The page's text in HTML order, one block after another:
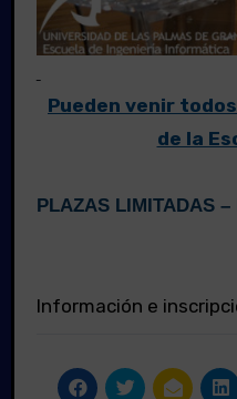
Pueden venir
de la
PLAZAS LIMITADAS –
Información e